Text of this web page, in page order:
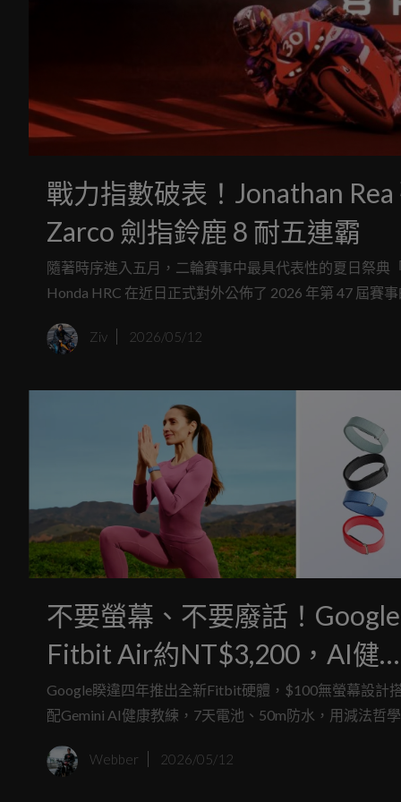
戰力指數破表！Jonathan
Zarco 劍指鈴鹿 8 耐五連霸
隨著時序進入五月，二輪賽事中最具代表性的夏日祭典
Honda HRC 在近日正式對外公佈了 2026 年第 47 屆賽
連霸傳奇 Jonathan Rea 組成的「夢幻三劍客」，誓言
Ziv 2026/05/12
不要螢幕、不要廢話！Google
Fitbit Air約NT$3,200，AI健
追蹤回歸初心
Google睽違四年推出全新Fitbit硬體，$100無螢幕設計
配Gemini AI健康教練，7天電池、50m防水，用減法哲學
Webber 2026/05/12